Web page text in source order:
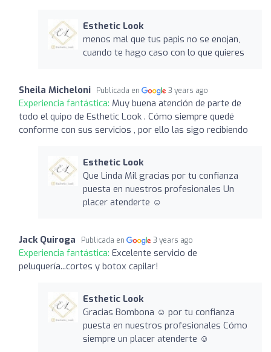
Esthetic Look
menos mal que tus papis no se enojan,
cuando te hago caso con lo que quieres
Sheila Micheloni Publicada en 3 years ago
Experiencia fantástica: Muy buena atención de parte de
todo el quipo de Esthetic Look . Cómo siempre quedé
conforme con sus servicios , por ello las sigo recibiendo
Esthetic Look
Que Linda Mil gracias por tu confianza
puesta en nuestros profesionales Un
placer atenderte ☺️
Jack Quiroga Publicada en 3 years ago
Experiencia fantástica: Excelente servicio de
peluquería...cortes y botox capilar!
Esthetic Look
Gracias Bombona ☺️ por tu confianza
puesta en nuestros profesionales Cómo
siempre un placer atenderte ☺️